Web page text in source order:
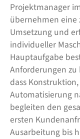
Projektmanager
übernehmen eine
Umsetzung und
individueller
Hauptaufgabe
Anforderungen
dass
Automatisierung
begleiten den
ersten
Ausarbeitung bis